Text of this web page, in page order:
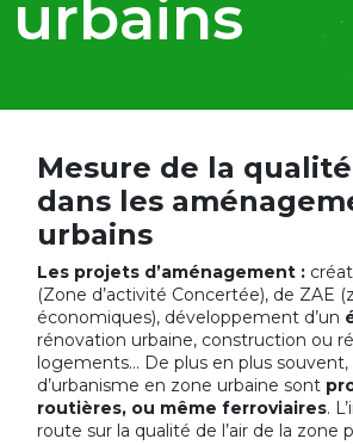
urbains
Mesure de la qualité
dans les
urbains
Les projets d’aménagement :
(Zone d’activité Concertée), de ZAE
économiques), développement d’un
rénovation urbaine, construction ou
logements… De plus en plus souvent,
d’urbanisme en zone urbaine sont
routières, ou même ferroviaires.
route sur la qualité de l’air de la zone